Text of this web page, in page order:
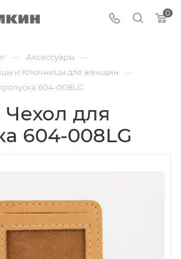
0
— Аксессуары —
и Ключницы для женщин —
604-008LG
Чехол для
604-008LG